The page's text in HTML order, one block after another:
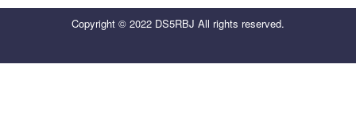
Copyright © 2022 DS5RBJ All rights reserved.